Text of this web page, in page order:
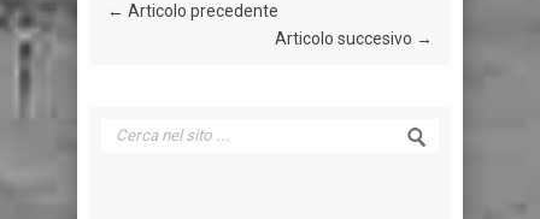
← Articolo precedente
Articolo succesivo →